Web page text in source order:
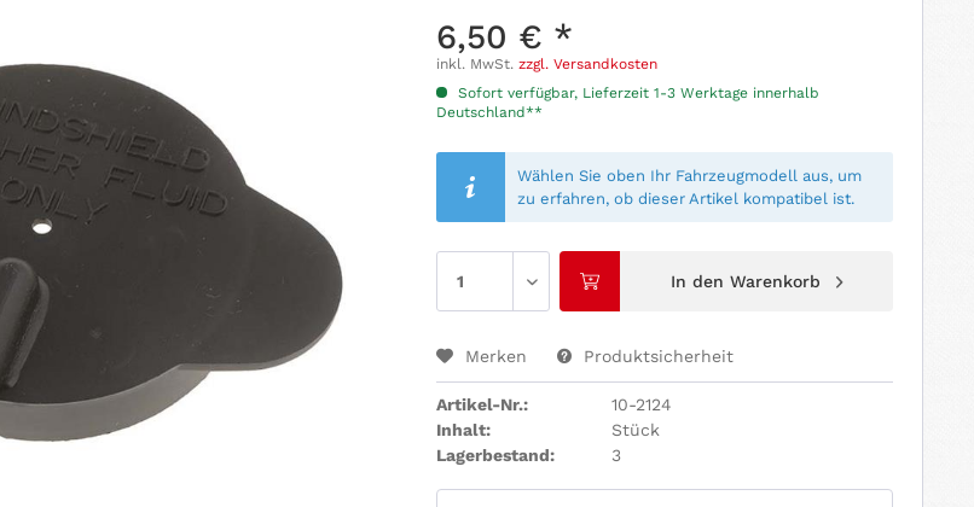
6,50 € *
inkl. MwSt. zzgl. Versandkosten
Sofort verfügbar, Lieferzeit 1-3 Werktage innerhalb
Deutschland**
Wählen Sie oben Ihr Fahrzeugmodell aus, um
zu erfahren, ob dieser Artikel kompatibel ist.
In den Warenkorb
Merken Produktsicherheit
Artikel-Nr.:
10-2124
Inhalt:
Stück
Lagerbestand:
3